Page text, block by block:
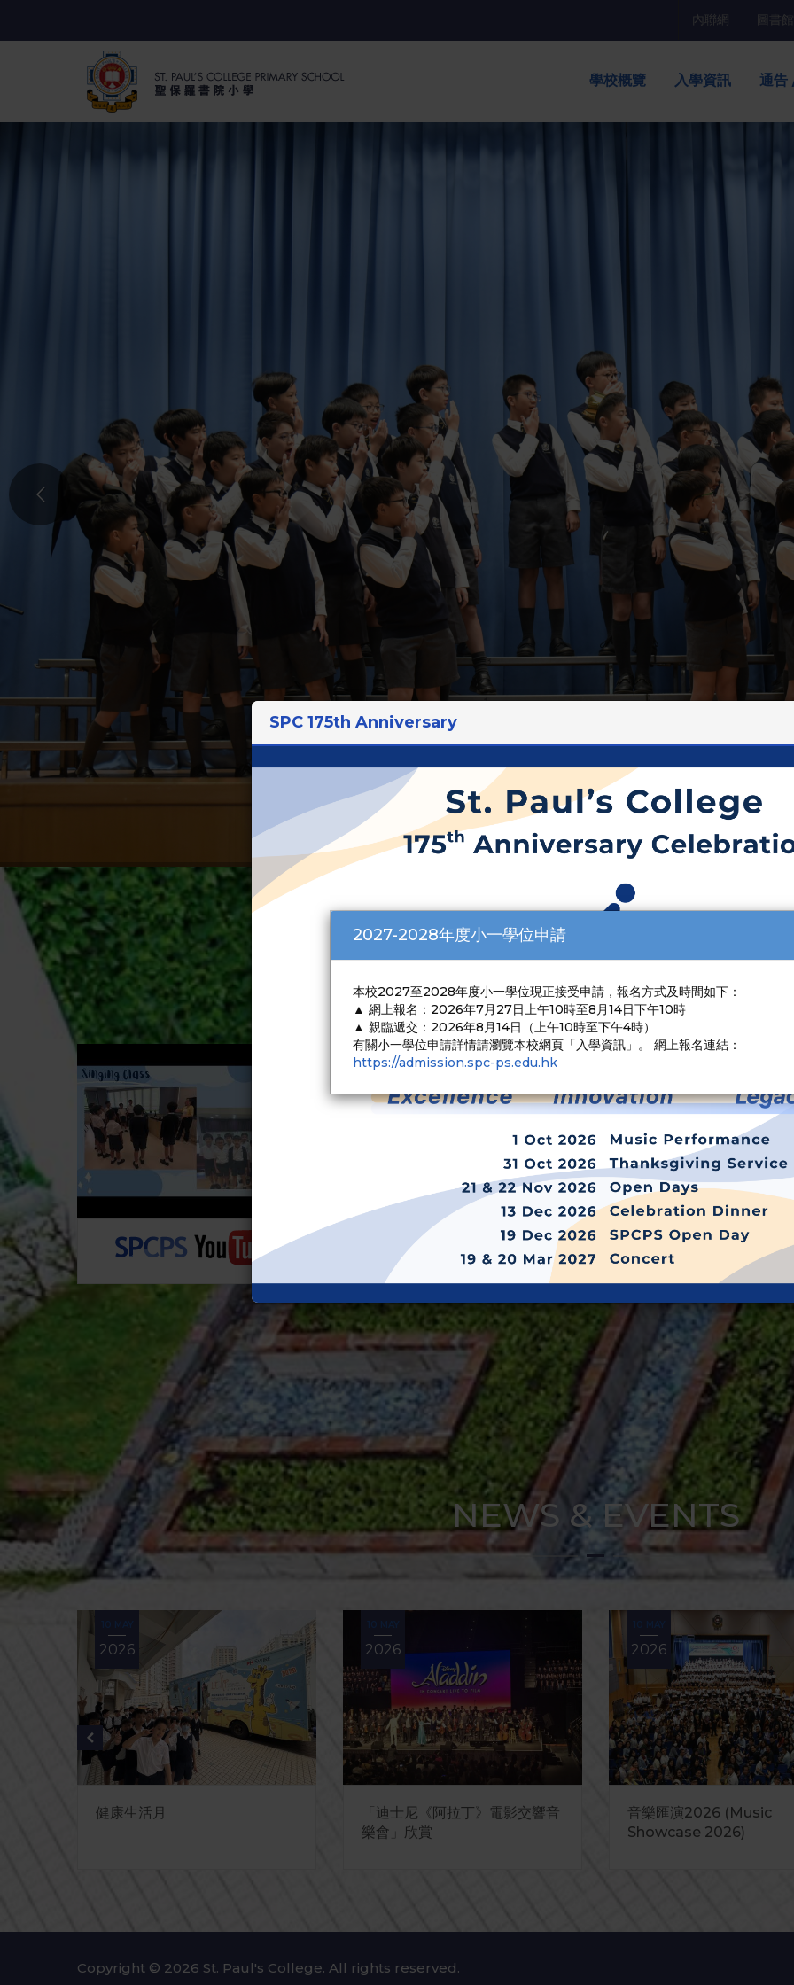
內聯網 圖書館
學校概覽 入學資訊 通告
EXHIBITION AREA
2A 陳梓宏 2A何世庭 3A林以晨 2B 黃竣謙
NEWS & EVENTS
健康生活月
2026
「迪士尼《阿拉丁》電影交響音
樂會」欣賞
2026
音樂匯演2026 (Music
Showcase 2026)
2026
招標公告 Appointment Notice
SPC 175th Anniversary
2027-2028年度小一學位申請
本校2027至2028年度小一學位現正接受申請，報名方式及時間如下：
▲ 網上報名：2026年7月27日上午10時至8月14日下午10時
▲ 親臨遞交：2026年8月14日（上午10時至下午4時）
有關小一學位申請詳情請瀏覽本校網頁「入學資訊」。 網上報名連結：
https://admission.spc-ps.edu.hk
Copyright © 2026 St. Paul's College. All rights reserved.